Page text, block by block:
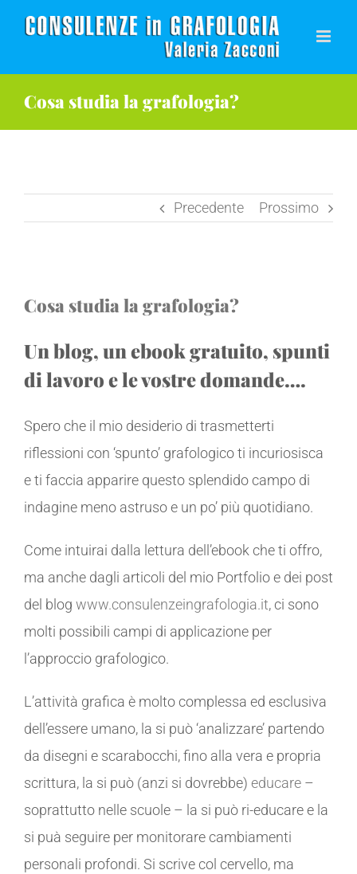
Salta
Cosa studia la grafologia?
Precedente Prossimo
immagine
Cosa studia la grafologia?
Un blog, un ebook gratuito, spunti
di lavoro e le vostre domande….
Spero che il mio desiderio di trasmetterti
riflessioni con ‘spunto’ grafologico ti incuriosisca
e ti faccia apparire questo splendido campo di
indagine meno astruso e un po’ più quotidiano.
Come intuirai dalla lettura dell’ebook che ti offro,
ma anche dagli articoli del mio Portfolio e dei post
del blog www.consulenzeingrafologia.it, ci sono
molti possibili campi di applicazione per
l’approccio grafologico.
L’attività grafica è molto complessa ed esclusiva
dell’essere umano, la si può ‘analizzare’ partendo
da disegni e scarabocchi, fino alla vera e propria
scrittura, la si può (anzi si dovrebbe) educare –
soprattutto nelle scuole – la si può ri-educare e la
si puà seguire per monitorare cambiamenti
personali profondi. Si scrive col cervello, ma